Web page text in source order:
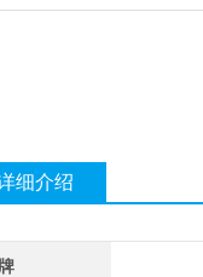
细介绍